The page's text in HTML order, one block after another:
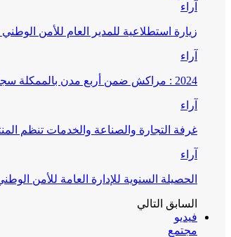
آراء
زيارة استطلاعية للمدير العام للأمن
آراء
2024 : مراكش ضمن أربع مدن بالممكلة سجلت مامجموعه 656 قضية تتعلق بغسيل الأموال
آراء
غرفة التجارة والصناعة والخدمات تنظم
آراء
الحصيلة السنوية للإدارة العامة للأمن الوطني
السابق التالي
فيديو
مجتمع